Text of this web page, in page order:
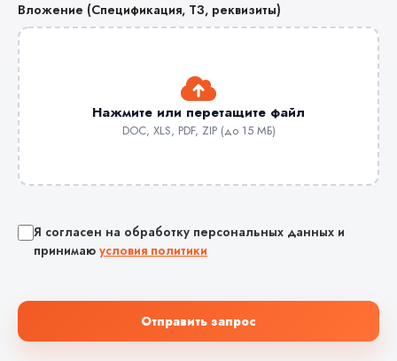
Вложение (Спецификация, ТЗ, реквизиты)
Нажмите или перетащите файл
DOC, XLS, PDF, ZIP (до 15 МБ)
Я согласен на обработку персональных данных и
принимаю условия политики
Отправить запрос